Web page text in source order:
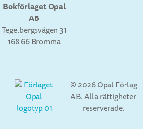
Bokförlaget Opal
AB
Tegelbergsvägen 31
168 66 Bromma
© 2026 Opal Förlag
AB. Alla rättigheter
reserverade.